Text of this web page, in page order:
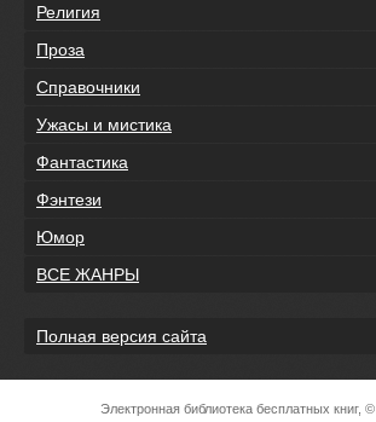
Религия
Проза
Справочники
Ужасы и мистика
Фантастика
Фэнтези
Юмор
ВСЕ ЖАНРЫ
Полная версия сайта
Электронная библиотека бесплатных книг,